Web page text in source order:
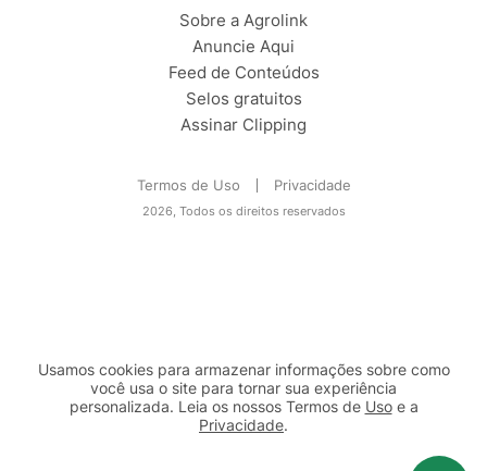
Sobre a Agrolink
Anuncie Aqui
Feed de Conteúdos
Selos gratuitos
Assinar Clipping
Termos de Uso Privacidade
2026, Todos os direitos reservados
Usamos cookies para armazenar informações sobre como
você usa o site para tornar sua experiência
personalizada. Leia os nossos Termos de Usoe a
Privacidade.